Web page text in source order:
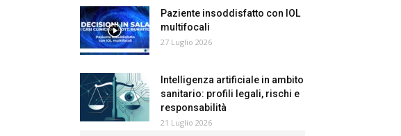
Paziente insoddisfatto con IOL
multifocali
27 Luglio 2026
Intelligenza artificiale in ambito
sanitario: profili legali, rischi e
responsabilità
21 Luglio 2026